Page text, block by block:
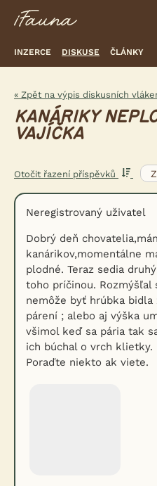
INZERCE DISKUSE ČLÁNKY
« Zpět na výpis diskusních
KANÁRIKY
VAJÍČKA
Otočit řazení příspěvků
Neregistrovaný uživatel
Dobrý deň
kanárikov,momentálne
plodné. Teraz sedia
toho príčinou. Rozmýšľal
nemôže byť hrúbka
párení ; alebo aj výška
všimol keď sa pária tak
ich búchal o vrch klietky.
Poraďte niekto ak viete.